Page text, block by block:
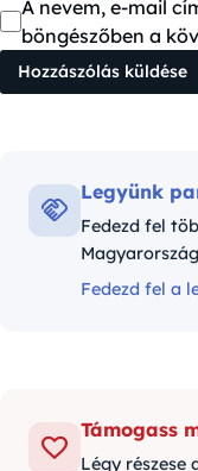
A nevem, e-mail
böngészőben a
Legyünk
Fedezd fel
Fedezd fel a
Támogass
Légy részese